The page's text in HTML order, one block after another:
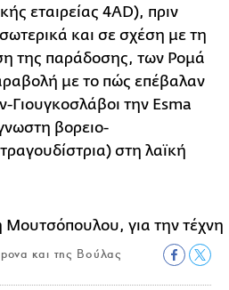
εταιρείας 4AD), πριν
και σε σχέση με τη
της παράδοσης, των Ρομά
με το πώς επέβαλαν
Γιουγκοσλάβοι την Esma
βορειο-
στη λαϊκή
και της Βούλας